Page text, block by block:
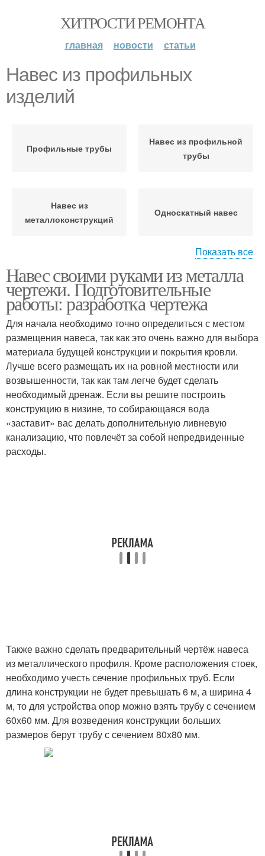
ХИТРОСТИ РЕМОНТА
главная новости статьи
Навес из профильных
изделий
Профильные трубы
Навес из профильной
трубы
Навес из
металлоконструкций
Односкатный навес
Арочный навес
поликарбонат
Показать все
Навес своими руками из металла
чертежи. Подготовительные
работы: разработка чертежа
Для начала необходимо точно определиться с местом
размещения навеса, так как это очень важно для выбора
материала будущей конструкции и покрытия кровли.
Лучше всего размещать их на ровной местности или
возвышенности, так как там легче будет сделать
необходимый дренаж. Если вы решите построить
конструкцию в низине, то собирающаяся вода
«заставит» вас делать дополнительную ливневую
канализацию, что повлечёт за собой непредвиденные
расходы.
Также важно сделать предварительный чертёж навеса
из металлического профиля. Кроме расположения стоек,
необходимо учесть сечение профильных труб. Если
длина конструкции не будет превышать 6 м, а ширина 4
м, то для устройства опор можно взять трубу с сечением
60х60 мм. Для возведения конструкции больших
размеров берут трубу с сечением 80х80 мм.